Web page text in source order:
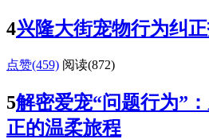
4兴隆大街宠物行为纠
点赞(459) 阅读(872)
5解密爱宠“问题行为”
正的温柔旅程